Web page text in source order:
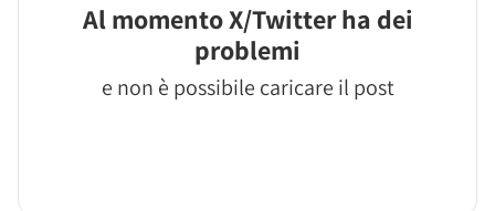
Al momento X/Twitter ha dei
problemi
e non è possibile caricare il post